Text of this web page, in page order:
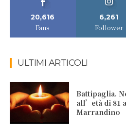
20,616
Fans
6,261
Follower
ULTIMI ARTICOLI
Battipaglia.
all’età di 81
Marrandino